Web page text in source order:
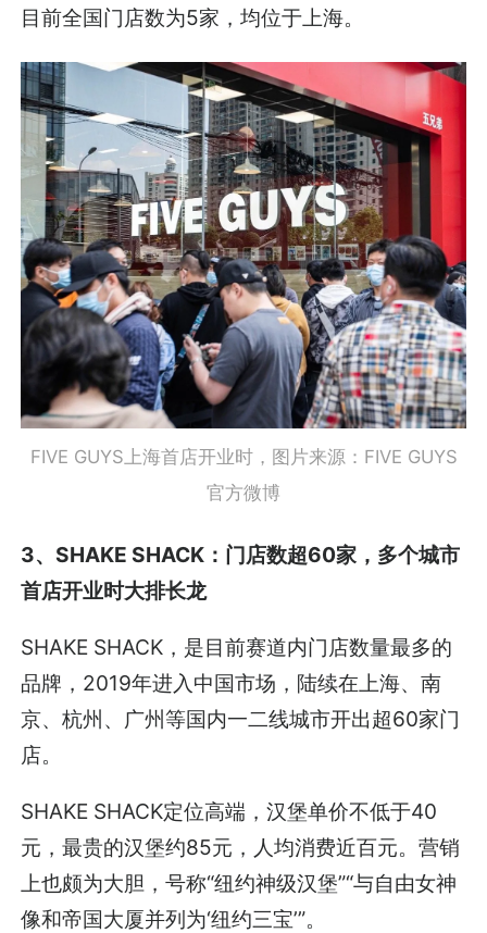
目前全国门店数为5家，均位于上海。
FIVE GUYS上海首店开业时，图片来源：FIVE GUYS
官方微博
3、SHAKE SHACK：门店数超60家，多个城市
首店开业时大排长龙
SHAKE SHACK，是目前赛道内门店数量最多的
品牌，2019年进入中国市场，陆续在上海、南
京、杭州、广州等国内一二线城市开出超60家门
店。
SHAKE SHACK定位高端，汉堡单价不低于40
元，最贵的汉堡约85元，人均消费近百元。营销
上也颇为大胆，号称“纽约神级汉堡”“与自由女神
像和帝国大厦并列为‘纽约三宝’”。